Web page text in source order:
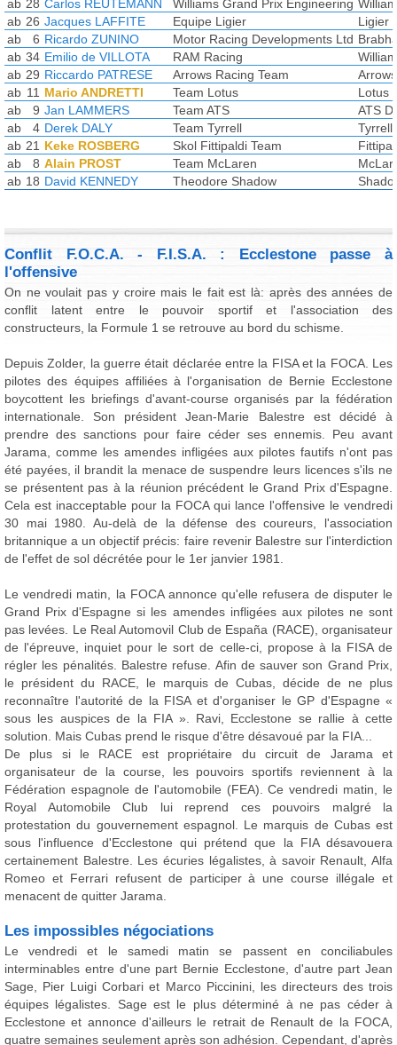
ab 28 Carlos REUTEMANN Williams Grand Prix Engineering
ab 26 Jacques LAFFITE Equipe Ligier
Ligier
ab
6 Ricardo ZUNINO Motor Racing Developments Ltd
ab 34 Emilio de VILLOTA RAM Racing
ab 29 Riccardo PATRESE Arrows Racing Team
ab 11 Mario ANDRETTI Team Lotus
Lotus
ab
9 Jan LAMMERS Team ATS
ATS
ab
4 Derek DALY Team Tyrrell
Tyrrell
ab 21 Keke ROSBERG Skol Fittipaldi Team
ab
8 Alain PROST Team McLaren
ab 18 David KENNEDY Theodore Shadow
Conflit F.O.C.A. - F.I.S.A. : Ecclestone passe à
l'offensive
On ne voulait pas y croire mais le fait est là: après des années de
conflit latent entre le pouvoir sportif et l'association des
constructeurs, la Formule 1 se retrouve au bord du schisme.
Depuis Zolder, la guerre était déclarée entre la FISA et la FOCA. Les
pilotes des équipes affiliées à l'organisation de Bernie Ecclestone
boycottent les briefings d'avant-course organisés par la fédération
internationale. Son président Jean-Marie Balestre est décidé à
prendre des sanctions pour faire céder ses ennemis. Peu avant
Jarama, comme les amendes infligées aux pilotes fautifs n'ont pas
été payées, il brandit la menace de suspendre leurs licences s'ils ne
se présentent pas à la réunion précédent le Grand Prix d'Espagne.
Cela est inacceptable pour la FOCA qui lance l'offensive le vendredi
30 mai 1980. Au-delà de la défense des coureurs, l'association
britannique a un objectif précis: faire revenir Balestre sur l'interdiction
de l'effet de sol décrétée pour le 1er janvier 1981.
Le vendredi matin, la FOCA annonce qu'elle refusera de disputer le
Grand Prix d'Espagne si les amendes infligées aux pilotes ne sont
pas levées. Le Real Automovil Club de España (RACE), organisateur
de l'épreuve, inquiet pour le sort de celle-ci, propose à la FISA de
régler les pénalités. Balestre refuse. Afin de sauver son Grand Prix,
le président du RACE, le marquis de Cubas, décide de ne plus
reconnaître l'autorité de la FISA et d'organiser le GP d'Espagne «
sous les auspices de la FIA ». Ravi, Ecclestone se rallie à cette
solution. Mais Cubas prend le risque d'être désavoué par la FIA...
De plus si le RACE est propriétaire du circuit de Jarama et
organisateur de la course, les pouvoirs sportifs reviennent à la
Fédération espagnole de l'automobile (FEA). Ce vendredi matin, le
Royal Automobile Club lui reprend ces pouvoirs malgré la
protestation du gouvernement espagnol. Le marquis de Cubas est
sous l'influence d'Ecclestone qui prétend que la FIA désavouera
certainement Balestre. Les écuries légalistes, à savoir Renault, Alfa
Romeo et Ferrari refusent de participer à une course illégale et
menacent de quitter Jarama.
Les impossibles négociations
Le vendredi et le samedi matin se passent en conciliabules
interminables entre d'une part Bernie Ecclestone, d'autre part Jean
Sage, Pier Luigi Corbari et Marco Piccinini, les directeurs des trois
équipes légalistes. Sage est le plus déterminé à ne pas céder à
Ecclestone et annonce d'ailleurs le retrait de Renault de la FOCA,
quatre semaines seulement après son adhésion. Cependant, d'après